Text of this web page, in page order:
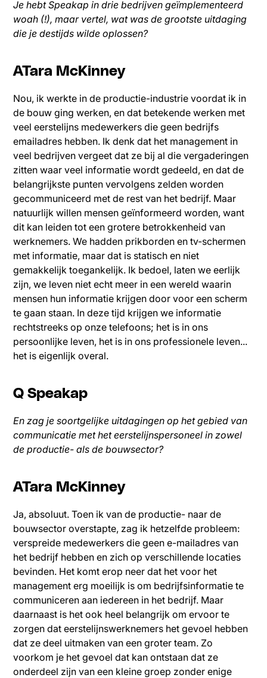
Je hebt Speakap in drie bedrijven geïmplementeerd
woah (!), maar vertel, wat was de grootste uitdaging
die je destijds wilde oplossen?
ATara McKinney
Nou, ik werkte in de productie-industrie voordat ik in
de bouw ging werken, en dat betekende werken met
veel eerstelijns medewerkers die geen bedrijfs
emailadres hebben. Ik denk dat het management in
veel bedrijven vergeet dat ze bij al die vergaderingen
zitten waar veel informatie wordt gedeeld, en dat de
belangrijkste punten vervolgens zelden worden
gecommuniceerd met de rest van het bedrijf. Maar
natuurlijk willen mensen geïnformeerd worden, want
dit kan leiden tot een grotere betrokkenheid van
werknemers. We hadden prikborden en tv-schermen
met informatie, maar dat is statisch en niet
gemakkelijk toegankelijk. Ik bedoel, laten we eerlijk
zijn, we leven niet echt meer in een wereld waarin
mensen hun informatie krijgen door voor een scherm
te gaan staan. In deze tijd krijgen we informatie
rechtstreeks op onze telefoons; het is in ons
persoonlijke leven, het is in ons professionele leven...
het is eigenlijk overal.
Q Speakap
En zag je soortgelijke uitdagingen op het gebied van
communicatie met het eerstelijnspersoneel in zowel
de productie- als de bouwsector?
ATara McKinney
Ja, absoluut. Toen ik van de productie- naar de
bouwsector overstapte, zag ik hetzelfde probleem:
verspreide medewerkers die geen e-mailadres van
het bedrijf hebben en zich op verschillende locaties
bevinden. Het komt erop neer dat het voor het
management erg moeilijk is om bedrijfsinformatie te
communiceren aan iedereen in het bedrijf. Maar
daarnaast is het ook heel belangrijk om ervoor te
zorgen dat eerstelijnswerknemers het gevoel hebben
dat ze deel uitmaken van een groter team. Zo
voorkom je het gevoel dat kan ontstaan dat ze
onderdeel zijn van een kleine groep zonder enige